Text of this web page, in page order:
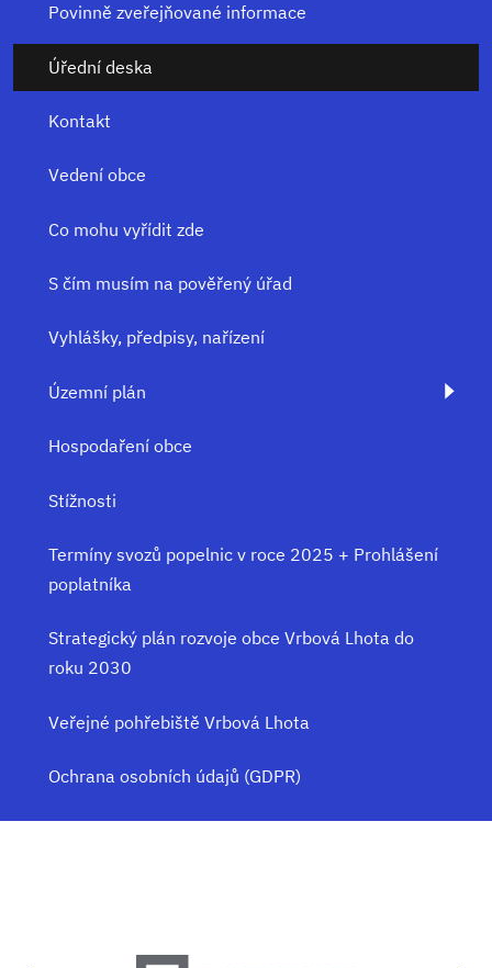
Povinně zveřejňované informace
Úřední deska
Kontakt
Vedení obce
Co mohu vyřídit zde
S čím musím na pověřený úřad
Vyhlášky, předpisy, nařízení
Územní plán
Hospodaření obce
Stížnosti
Termíny svozů popelnic v roce 2025 + Prohlášení
poplatníka
Strategický plán rozvoje obce Vrbová Lhota do
roku 2030
Veřejné pohřebiště Vrbová Lhota
Ochrana osobních údajů (GDPR)